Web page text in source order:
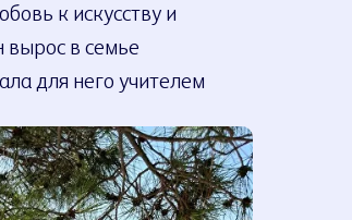
к искусству и
вырос в семье
для него учителем